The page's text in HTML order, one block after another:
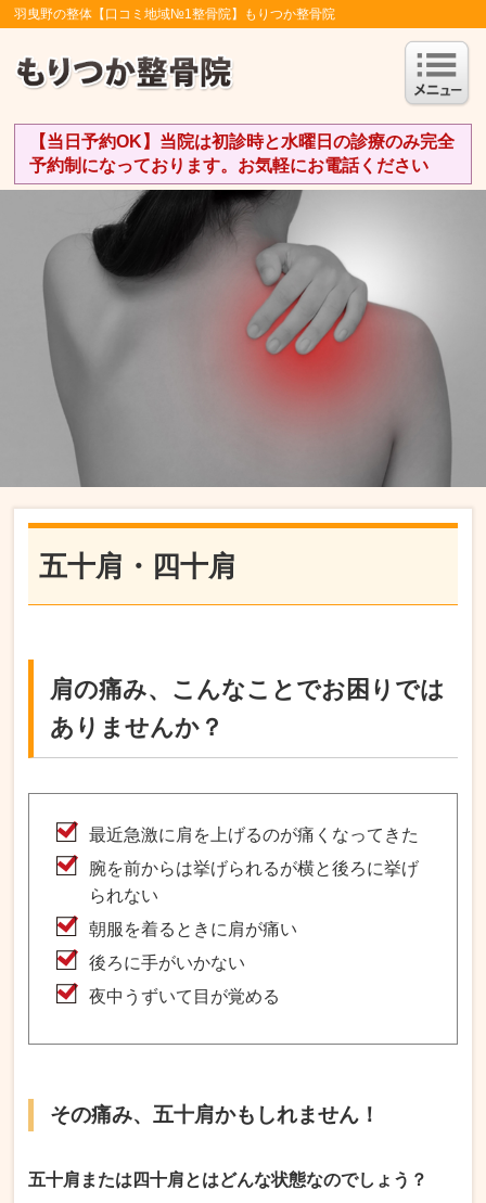
羽曳野の整体【口コミ地域№1整骨院】もりつか整骨院
【当日予約OK】当院は初診時と水曜日の診療のみ完全
予約制になっております。お気軽にお電話ください
五十肩・四十肩
肩の痛み、こんなことでお困りでは
ありませんか？
最近急激に肩を上げるのが痛くなってきた
腕を前からは挙げられるが横と後ろに挙げ
られない
朝服を着るときに肩が痛い
後ろに手がいかない
夜中うずいて目が覚める
その痛み、五十肩かもしれません！
五十肩または四十肩とはどんな状態なのでしょう？